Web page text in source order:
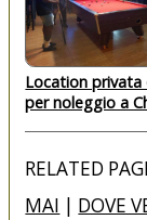
Location privata
per noleggio a
RELATED
MAI | DOVE